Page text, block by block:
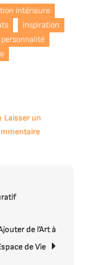
intérieure
inspiration
personnalité
Laisser un
sur
sur
un
de l’Art à
de Vie